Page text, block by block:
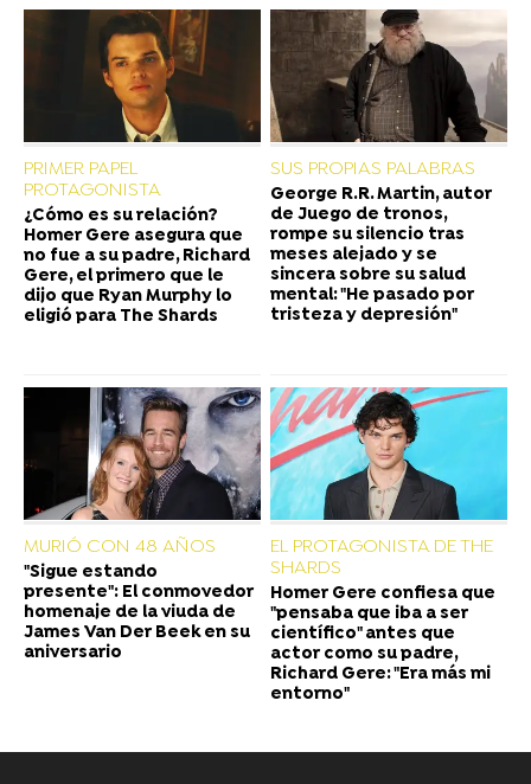
PRIMER PAPEL
PROTAGONISTA
¿Cómo es su relación?
Homer Gere asegura que
no fue a su padre, Richard
Gere, el primero que le
dijo que Ryan Murphy lo
eligió para The Shards
SUS PROPIAS PALABRAS
George R.R. Martin, autor
de Juego de tronos,
rompe su silencio tras
meses alejado y se
sincera sobre su salud
mental: "He pasado por
tristeza y depresión"
MURIÓ CON 48 AÑOS
"Sigue estando
presente": El conmovedor
homenaje de la viuda de
James Van Der Beek en su
aniversario
EL PROTAGONISTA DE THE
SHARDS
Homer Gere confiesa que
"pensaba que iba a ser
científico" antes que
actor como su padre,
Richard Gere: "Era más mi
entorno"